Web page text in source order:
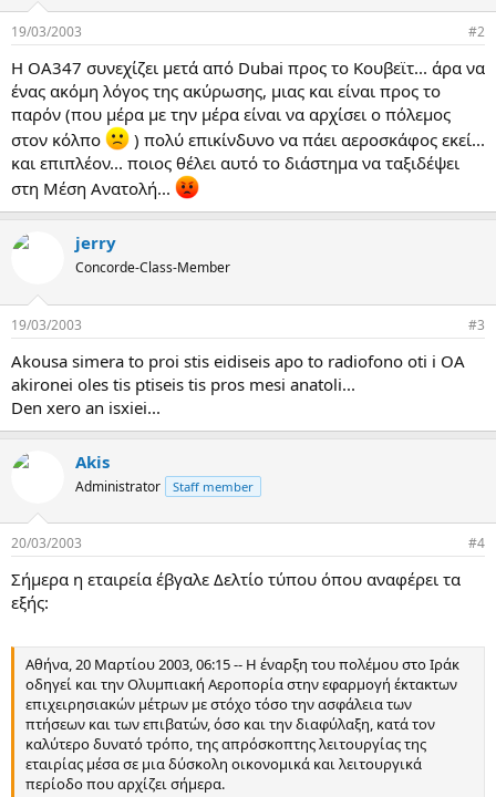
α
19/03/2003 #2
H OA347 συνεχίζει μετά από Dubai προς το Κουβεϊτ... άρα να
ένας ακόμη λόγος της ακύρωσης, μιας και είναι προς το
παρόν (που μέρα με την μέρα είναι να αρχίσει ο πόλεμος
στον κόλπο
) πολύ επικίνδυνο να πάει αεροσκάφος εκεί...
και επιπλέον... ποιος θέλει αυτό το διάστημα να ταξιδέψει
στη Μέση Ανατολή...
jerry
Concorde-Class-Member
19/03/2003 #3
Akousa simera to proi stis eidiseis apo to radiofono oti i OA
akironei oles tis ptiseis tis pros mesi anatoli...
Den xero an isxiei...
Akis
Administrator Staff member
20/03/2003 #4
Σήμερα η εταιρεία έβγαλε Δελτίο τύπου όπου αναφέρει τα
εξής:
Αθήνα, 20 Μαρτίου 2003, 06:15 -- Η έναρξη του πολέμου στο Ιράκ
οδηγεί και την Ολυμπιακή Αεροπορία στην εφαρμογή έκτακτων
επιχειρησιακών μέτρων με στόχο τόσο την ασφάλεια των
πτήσεων και των επιβατών, όσο και την διαφύλαξη, κατά τον
καλύτερο δυνατό τρόπο, της απρόσκοπτης λειτουργίας της
εταιρίας μέσα σε μια δύσκολη οικονομικά και λειτουργικά
περίοδο που αρχίζει σήμερα.